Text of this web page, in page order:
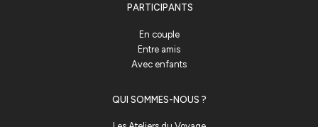
PARTICIPANTS
En couple
Entre amis
Avec enfants
QUI SOMMES-NOUS ?